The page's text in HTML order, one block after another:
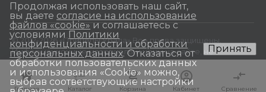
Главная Каталог Корзина Кабинет Сравнение
Главная Каталог Корзина Кабинет Сравнение
© 2012-2026 «Прицепы Урала» Все права защищены.
Информационные материалы и цены на сайте, не
являются публичной офертой, определяемой
положениями Статьи 437 Гражданского кодекса РФ.
Продолжая использовать наш сайт,
вы даете согласие на использование
файлов «cookie» и соглашаетесь с
условиями Политики
конфиденциальности и обработки
персональных данных. Отказаться от
обработки пользовательских данных
и использования «Сookie» можно,
выбрав соответствующие настройки
Принять